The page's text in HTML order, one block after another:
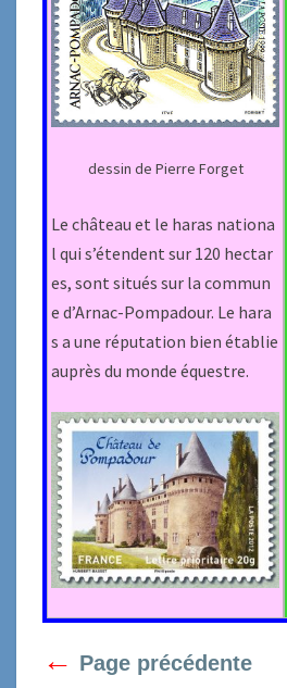
dessin de Pierre Forget
Le château et le haras nationa
l qui s’étendent sur 120 hectar
es, sont situés sur la commun
e d’Arnac-Pompadour. Le hara
s a une réputation bien établie
auprès du monde équestre.
← Page précédente